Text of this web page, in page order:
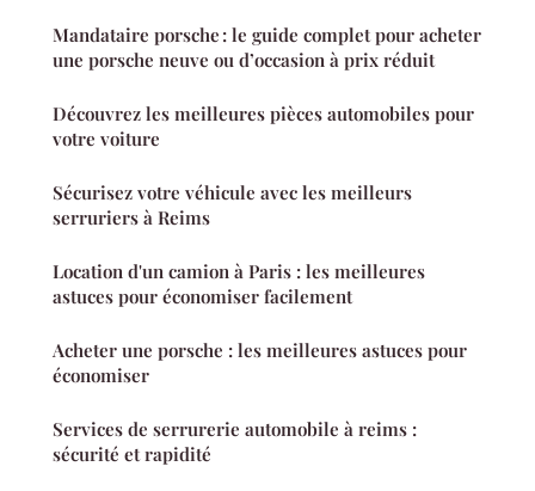
Mandataire porsche : le guide complet pour acheter
une porsche neuve ou d’occasion à prix réduit
Découvrez les meilleures pièces automobiles pour
votre voiture
Sécurisez votre véhicule avec les meilleurs
serruriers à Reims
Location d'un camion à Paris : les meilleures
astuces pour économiser facilement
Acheter une porsche : les meilleures astuces pour
économiser
Services de serrurerie automobile à reims :
sécurité et rapidité